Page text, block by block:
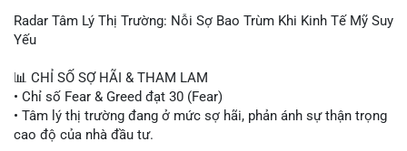
Radar Tâm Lý Thị Trường: Nỗi Sợ Bao Trùm Khi Kinh Tế Mỹ Suy
Yếu
📊 CHỈ SỐ SỢ HÃI & THAM LAM
• Chỉ số Fear & Greed đạt 30 (Fear)
• Tâm lý thị trường đang ở mức sợ hãi, phản ánh sự thận trọng
cao độ của nhà đầu tư.